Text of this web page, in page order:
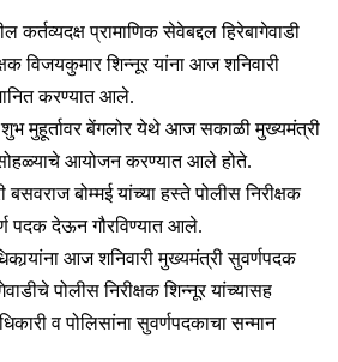
प्रामाणिक सेवेबद्दल हिरेबागेवाडी
विजयकुमार शिन्नूर यांना आज शनिवारी
करण्यात आले.
शुभ मुहूर्तावर बेंगलोर येथे आज सकाळी मुख्यमंत्री
आयोजन करण्यात आले होते.
बोम्मई यांच्या हस्ते पोलीस निरीक्षक
पदक देऊन गौरविण्यात आले.
आज शनिवारी मुख्यमंत्री सुवर्णपदक
पोलीस निरीक्षक शिन्नूर यांच्यासह
व पोलिसांना सुवर्णपदकाचा सन्मान